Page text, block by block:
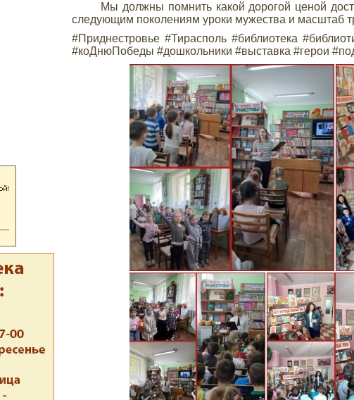
Мы должны помнить какой дорогой ценой
следующим поколениям уроки мужества и масштаб
#Приднестровье #Тирасполь #библиотека
#коДнюПобеды #дошкольники #выставка #герои